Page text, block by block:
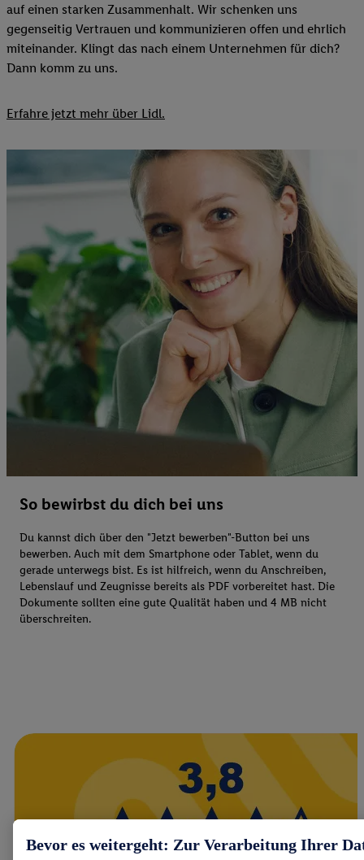
auf einen starken Zusammenhalt. Wir schenken uns
gegenseitig Vertrauen und kommunizieren offen und ehrlich
miteinander. Klingt das nach einem Unternehmen für dich?
Dann komm zu uns.​
Erfahre jetzt mehr über Lidl.
So bewirbst du dich bei uns
Du kannst dich über den "Jetzt bewerben"-Button bei uns
bewerben. Auch mit dem Smartphone oder Tablet, wenn du
gerade unterwegs bist. Es ist hilfreich, wenn du Anschreiben,
Lebenslauf und Zeugnisse bereits als PDF vorbereitet hast. Die
Dokumente sollten eine gute Qualität haben und 4 MB nicht
überschreiten.
Bevor es weitergeht: Zur Verarbeitung Ihrer